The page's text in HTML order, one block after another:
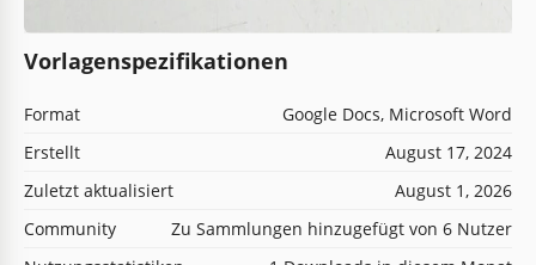
Vorlagenspezifikationen
Format
Google Docs, Microsoft Word
Erstellt
August 17, 2024
Zuletzt aktualisiert
August 1, 2026
Community
Zu Sammlungen hinzugefügt von 6 Nutzer